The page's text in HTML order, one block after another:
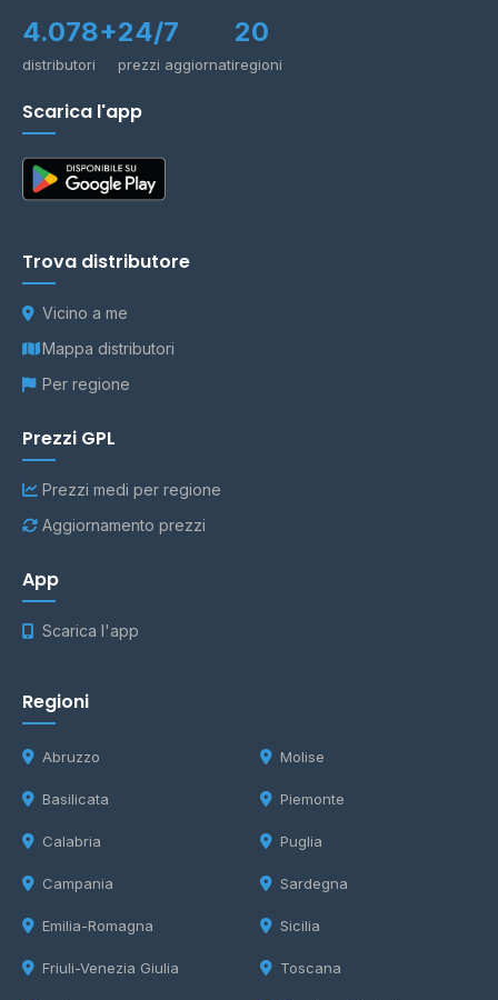
4.078+
distributori
24/7
prezzi aggiornati
20
regioni
Scarica l'app
Trova distributore
Vicino a me
Mappa distributori
Per regione
Prezzi GPL
Prezzi medi per regione
Aggiornamento prezzi
App
Scarica l'app
Regioni
Abruzzo
Basilicata
Calabria
Campania
Emilia-Romagna
Friuli-Venezia Giulia
Molise
Piemonte
Puglia
Sardegna
Sicilia
Toscana